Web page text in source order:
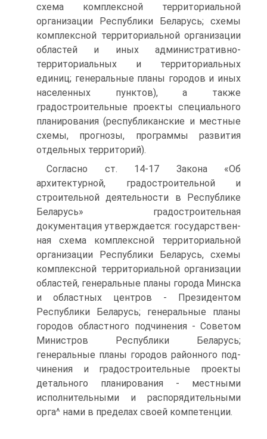
схема комплексной территориальной
органи­зации Республики Беларусь; схемы
комплексной территориаль­ной организации
областей и иных административно-
территори­альных и территориальных
единиц; генеральные планы городов и иных
населенных пунктов), а также
градостроительные проек­ты специального
планирования (республиканские и местные
схе­мы, прогнозы, программы развития
отдельных территорий).
Согласно ст. 14-17 Закона «Об
архитектурной, градостро­ительной и
строительной деятельности в Республике
Беларусь» градостроительная
документация утверждается: государствен­
ная схема комплексной территориальной
организации Респуб­лики Беларусь, схемы
комплексной территориальной организа­ции
областей, генеральные планы города Минска
и областных центров - Президентом
Республики Беларусь; генеральные пла­ны
городов областного подчинения - Советом
Министров Рес­публики Беларусь;
генеральные планы городов районного под­
чинения и градостроительные проекты
детального планирова­ния - местными
исполнительными и распорядительными
орга^ нами в пределах своей компетенции.